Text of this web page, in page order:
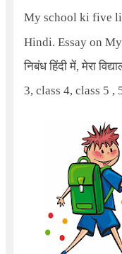
My school ki five
Hindi. Essay on
निबंध हिंदी में,मेरा
3, class 4, class 5 ,